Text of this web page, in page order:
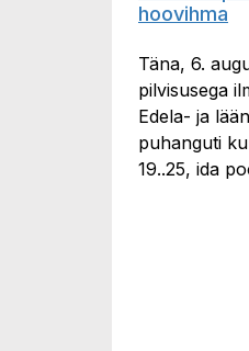
hoovihma
Täna, 6.
pilvisusega
Edela- ja
puhanguti
19..25, ida